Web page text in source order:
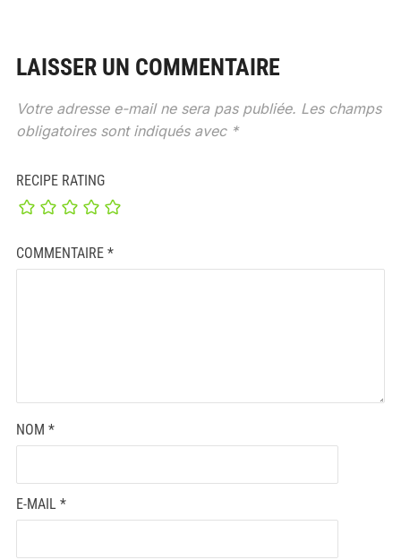
LAISSER UN COMMENTAIRE
Votre adresse e-mail ne sera pas publiée. Les champs
obligatoires sont indiqués avec *
RECIPE RATING
COMMENTAIRE *
NOM *
E-MAIL *